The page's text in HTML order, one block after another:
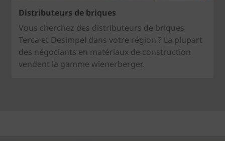
Distributeurs de briques
Vous cherchez des distributeurs de briques
Terca et Desimpel dans votre région ? La plupart
des négociants en matériaux de construction
vendent la gamme wienerberger.